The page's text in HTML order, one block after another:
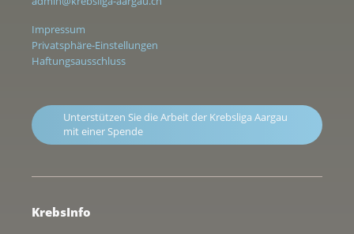
Impressum
Privatsphäre-Einstellungen
Haftungsausschluss
Unterstützen Sie die Arbeit der Krebsliga Aargau
mit einer Spende
KrebsInfo